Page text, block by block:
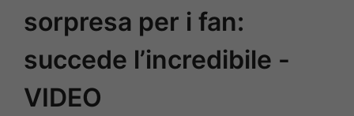
sorpresa per i fan:
succede l’incredibile -
VIDEO